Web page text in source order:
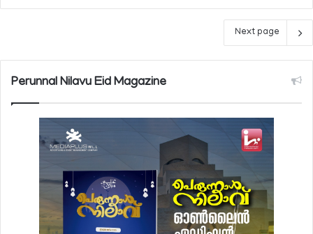
Next page
Perunnal Nilavu Eid Magazine